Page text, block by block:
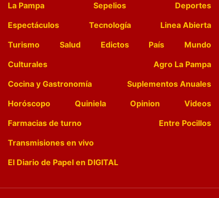
La Pampa Sepelios
Deportes
Espectáculos
Tecnología
Linea Abierta
Turismo
Salud Edictos País
Mundo
Culturales
Agro La Pampa
Cocina y Gastronomía
Suplementos Anuales
Horóscopo
Quiniela Opinion
Videos
Farmacias de turno
Entre Pocillos
Transmisiones en vivo
El Diario de Papel en DIGITAL